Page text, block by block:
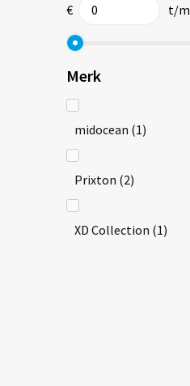
€ t/m
Merk
midocean (1)
Prixton (2)
XD Collection (1)